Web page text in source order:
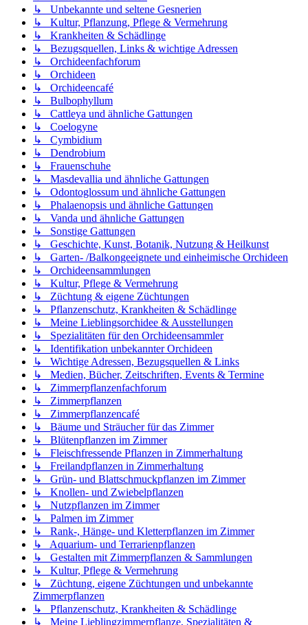
↳ Unbekannte und seltene Gesnerien
↳ Kultur, Pflanzung, Pflege & Vermehrung
↳ Krankheiten & Schädlinge
↳ Bezugsquellen, Links & wichtige Adressen
↳ Orchideenfachforum
↳ Orchideen
↳ Orchideencafé
↳ Bulbophyllum
↳ Cattleya und ähnliche Gattungen
↳ Coelogyne
↳ Cymbidium
↳ Dendrobium
↳ Frauenschuhe
↳ Masdevallia und ähnliche Gattungen
↳ Odontoglossum und ähnliche Gattungen
↳ Phalaenopsis und ähnliche Gattungen
↳ Vanda und ähnliche Gattungen
↳ Sonstige Gattungen
↳ Geschichte, Kunst, Botanik, Nutzung & Heilkunst
↳ Garten- /Balkongeeignete und einheimische Orchideen
↳ Orchideensammlungen
↳ Kultur, Pflege & Vermehrung
↳ Züchtung & eigene Züchtungen
↳ Pflanzenschutz, Krankheiten & Schädlinge
↳ Meine Lieblingsorchidee & Ausstellungen
↳ Spezialitäten für den Orchideensammler
↳ Identifikation unbekannter Orchideen
↳ Wichtige Adressen, Bezugsquellen & Links
↳ Medien, Bücher, Zeitschriften, Events & Termine
↳ Zimmerpflanzenfachforum
↳ Zimmerpflanzen
↳ Zimmerpflanzencafé
↳ Bäume und Sträucher für das Zimmer
↳ Blütenpflanzen im Zimmer
↳ Fleischfressende Pflanzen in Zimmerhaltung
↳ Freilandpflanzen in Zimmerhaltung
↳ Grün- und Blattschmuckpflanzen im Zimmer
↳ Knollen- und Zwiebelpflanzen
↳ Nutzpflanzen im Zimmer
↳ Palmen im Zimmer
↳ Rank-, Hänge- und Kletterpflanzen im Zimmer
↳ Aquarium- und Terrarienpflanzen
↳ Gestalten mit Zimmerpflanzen & Sammlungen
↳ Kultur, Pflege & Vermehrung
↳ Züchtung, eigene Züchtungen und unbekannte
Zimmerpflanzen
↳ Pflanzenschutz, Krankheiten & Schädlinge
↳ Meine Lieblingzimmerpflanze, Spezialitäten &